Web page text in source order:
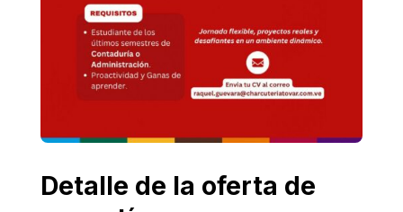
Detalle de la oferta de